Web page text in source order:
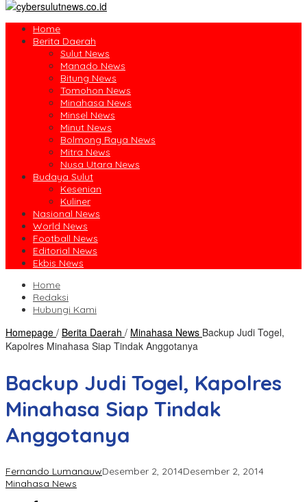
Home
Berita Daerah
Sulut News
Manado News
Bitung News
Tomohon News
Minahasa News
Minsel News
Minut News
Bolmong Raya News
Mitra News
Nusa Utara News
Budaya Sulut
Kesenian
Kuliner
Nasional News
World News
Football News
Editorial News
Ekbis News
Home
Redaksi
Hubungi Kami
Homepage / Berita Daerah / Minahasa News Backup Judi Togel,
Kapolres Minahasa Siap Tindak Anggotanya
Backup Judi Togel, Kapolres
Minahasa Siap Tindak
Anggotanya
Fernando LumanauwDesember 2, 2014Desember 2, 2014
Minahasa News